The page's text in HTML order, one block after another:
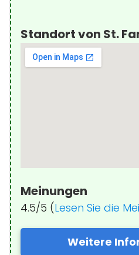
Standort von St.
Meinungen
4.5/5 (Lesen Sie die
Weitere